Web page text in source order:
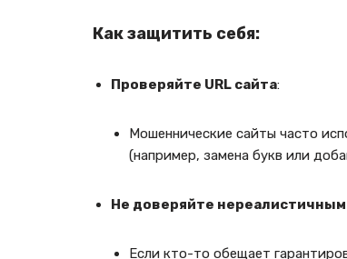
Как защитить себя:
Проверяйте URL сайта:
Мошеннические сайты часто
(например, замена букв или
Не доверяйте
Если кто-то обещает